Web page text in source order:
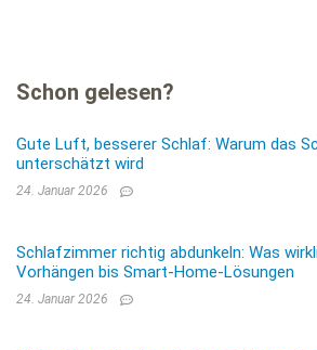
Schon gelesen?
Gute Luft, besserer Schlaf: Warum das
unterschätzt wird
24. Januar 2026
Schlafzimmer richtig abdunkeln: Was
Vorhängen bis Smart-Home-Lösungen
24. Januar 2026